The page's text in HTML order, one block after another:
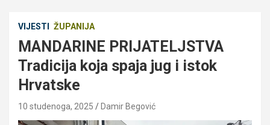
VIJESTI ŽUPANIJA
MANDARINE PRIJATELJSTVA
Tradicija koja spaja jug i istok
Hrvatske
10 studenoga, 2025 Damir Begović